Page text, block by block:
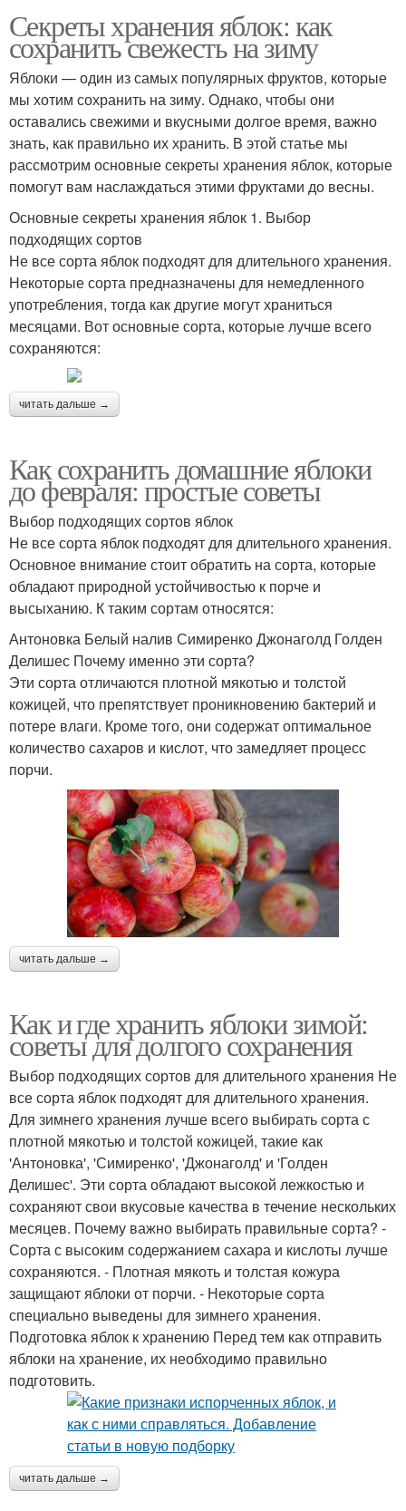
Секреты хранения яблок: как
сохранить свежесть на зиму
Яблоки — один из самых популярных фруктов, которые
мы хотим сохранить на зиму. Однако, чтобы они
оставались свежими и вкусными долгое время, важно
знать, как правильно их хранить. В этой статье мы
рассмотрим основные секреты хранения яблок, которые
помогут вам наслаждаться этими фруктами до весны.
Основные секреты хранения яблок 1. Выбор
подходящих сортов
Не все сорта яблок подходят для длительного хранения.
Некоторые сорта предназначены для немедленного
употребления, тогда как другие могут храниться
месяцами. Вот основные сорта, которые лучше всего
сохраняются:
читать дальше →
Как сохранить домашние яблоки
до февраля: простые советы
Выбор подходящих сортов яблок
Не все сорта яблок подходят для длительного хранения.
Основное внимание стоит обратить на сорта, которые
обладают природной устойчивостью к порче и
высыханию. К таким сортам относятся:
Антоновка Белый налив Симиренко Джонаголд Голден
Делишес Почему именно эти сорта?
Эти сорта отличаются плотной мякотью и толстой
кожицей, что препятствует проникновению бактерий и
потере влаги. Кроме того, они содержат оптимальное
количество сахаров и кислот, что замедляет процесс
порчи.
читать дальше →
Как и где хранить яблоки зимой:
советы для долгого сохранения
Выбор подходящих сортов для длительного хранения Не
все сорта яблок подходят для длительного хранения.
Для зимнего хранения лучше всего выбирать сорта с
плотной мякотью и толстой кожицей, такие как
'Антоновка', 'Симиренко', 'Джонаголд' и 'Голден
Делишес'. Эти сорта обладают высокой лежкостью и
сохраняют свои вкусовые качества в течение нескольких
месяцев. Почему важно выбирать правильные сорта? -
Сорта с высоким содержанием сахара и кислоты лучше
сохраняются. - Плотная мякоть и толстая кожура
защищают яблоки от порчи. - Некоторые сорта
специально выведены для зимнего хранения.
Подготовка яблок к хранению Перед тем как отправить
яблоки на хранение, их необходимо правильно
подготовить.
читать дальше →